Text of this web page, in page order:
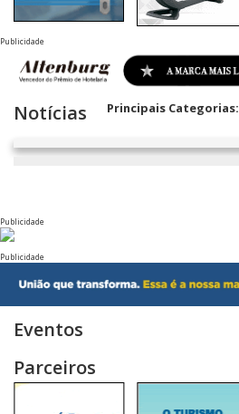
Publicidade
Notícias Principais Categorias:
Publicidade
Publicidade
Eventos
Parceiros